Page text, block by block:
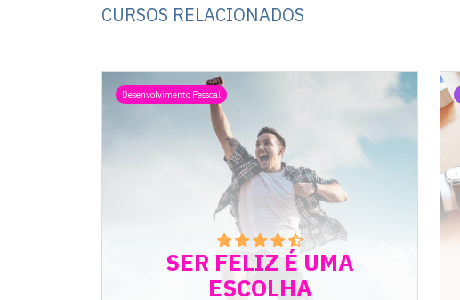
CURSOS RELACIONADOS
Desenvolvimento Pessoal
SER FELIZ É UMA
ESCOLHA